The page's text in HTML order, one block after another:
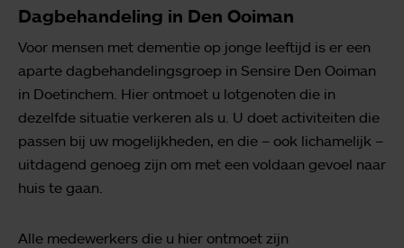
Dagbehandeling in Den Ooiman
Voor mensen met dementie op jonge leeftijd is er een
aparte dagbehandelingsgroep in Sensire Den Ooiman
in Doetinchem. Hier ontmoet u lotgenoten die in
dezelfde situatie verkeren als u. U doet activiteiten die
passen bij uw mogelijkheden, en die – ook lichamelijk –
uitdagend genoeg zijn om met een voldaan gevoel naar
huis te gaan.
Alle medewerkers die u hier ontmoet zijn